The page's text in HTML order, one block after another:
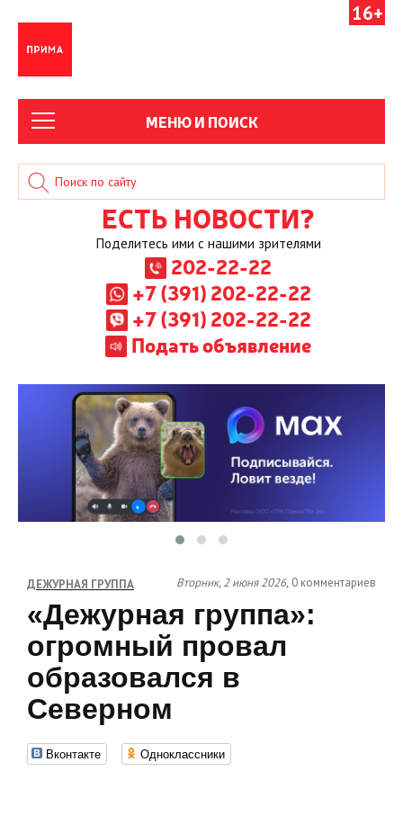
16+
МЕНЮ И ПОИСК
ЕСТЬ НОВОСТИ?
Поделитесь ими с нашими зрителями
202-22-22
+7 (391) 202-22-22
+7 (391) 202-22-22
Подать объявление
ДЕЖУРНАЯ ГРУППА Вторник, 2 июня 2026, 0 комментариев
«Дежурная группа»:
огромный провал
образовался в
Северном
Вконтакте Одноклассники